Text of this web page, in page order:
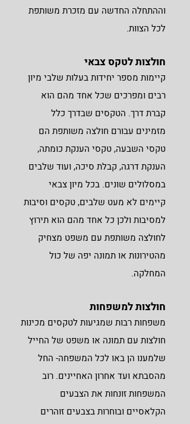
וההתחלה החדשה עם מזכרת משותפת
לכל הצוות.
חולצות לטקס צבאי
קיימות מספר יחידות בעלות שלבי מיון
רבים ומפרכים שכל אחד מהם הוא
קברת דרך. הטקסים שבדרך כלל
מזמינים עבורם חולצה משותפת הם
טקסי השבעה, טקסי הענקת כומתה,
הענקת דרגה, קבלת סיכה, ועוד שלבים
במסלולים שונים. בכל מיון צבאי
קיימים לא מעט שלבים, טקסים וסיבות
למסיבות ולכן כל אחד מהם הוא תירוץ
לחולצה משותפת עם משפט מצחיק
מהטירונות או תמונה יפה של כול
המחלקה.
חולצות למשפחות
משפחות רבות שמגיעות לטקסים מכינות
חולצות עם תמונה או משפט של החייל
שלמענו הן באו לכל המשפחה- החל
מהסבתא ועד אחרון האחיינים. רוב
המשפחות זונחות את הצבעים
הקלאסיים ובוחרות בצבעים זוהרים